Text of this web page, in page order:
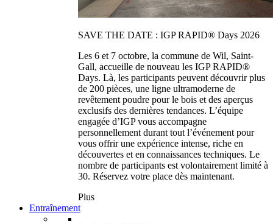
SAVE THE DATE : IGP RAPID® Days 2026
Les 6 et 7 octobre, la commune de Wil, Saint-
Gall, accueille de nouveau les IGP RAPID®
Days. Là, les participants peuvent découvrir plus
de 200 pièces, une ligne ultramoderne de
revêtement poudre pour le bois et des aperçus
exclusifs des dernières tendances. L’équipe
engagée d’IGP vous accompagne
personnellement durant tout l’événement pour
vous offrir une expérience intense, riche en
découvertes et en connaissances techniques. Le
nombre de participants est volontairement limité à
30. Réservez votre place dès maintenant.
Plus
Entraînement